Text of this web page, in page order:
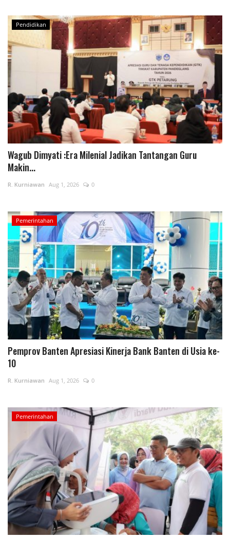
Pendidikan
Wagub Dimyati :Era Milenial Jadikan Tantangan Guru
Makin...
R. Kurniawan Aug 1, 2026 0
Pemerintahan
Pemprov Banten Apresiasi Kinerja Bank Banten di Usia ke-
10
R. Kurniawan Aug 1, 2026 0
Pemerintahan